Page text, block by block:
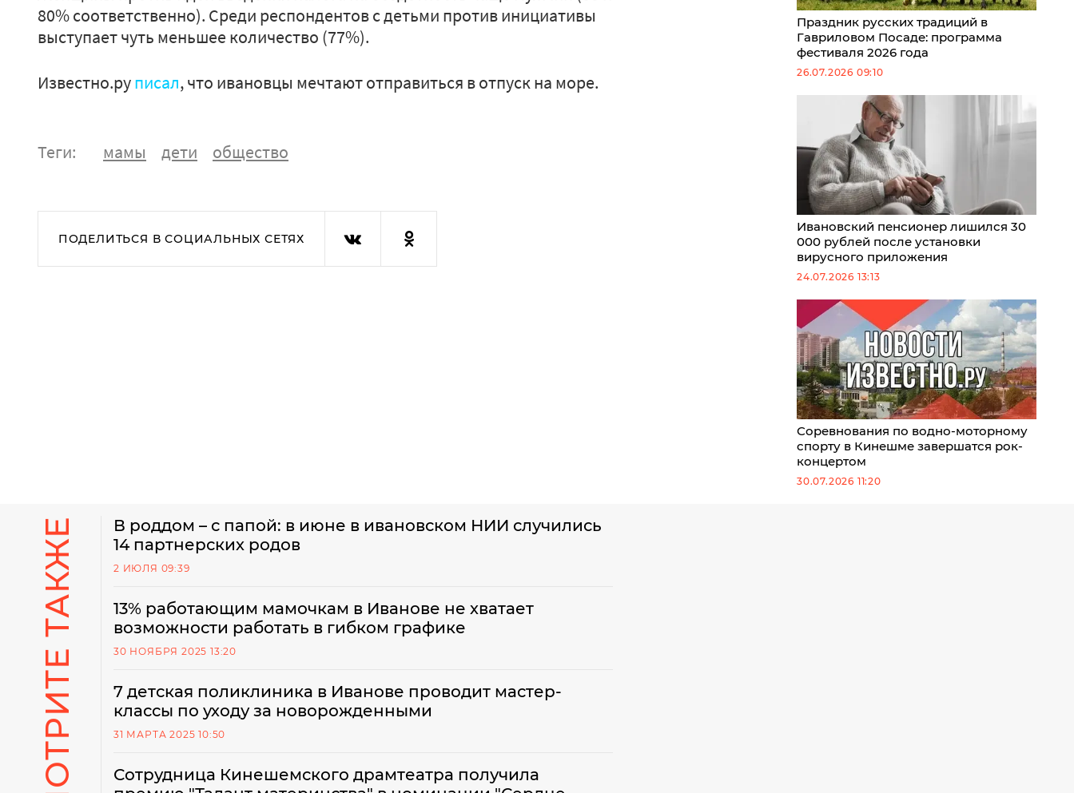
80% соответственно). Среди респондентов с детьми против инициативы
выступает чуть меньшее количество (77%).
Известно.руписал, что ивановцы мечтают отправиться в отпуск на море.
Теги: мамы дети общество
ПОДЕЛИТЬСЯ В СОЦИАЛЬНЫХ СЕТЯХ
Праздник русских традиций в
Гавриловом Посаде: программа
фестиваля 2026 года
26.07.2026 09:10
Ивановский пенсионер лишился 30
000 рублей после установки
вирусного приложения
24.07.2026 13:13
Соревнования по водно-моторному
спорту в Кинешме завершатся рок-
концертом
30.07.2026 11:20
СМОТРИТЕ ТАКЖЕ
В роддом – с папой: в июне в ивановском НИИ случились
14 партнерских родов
2 ИЮЛЯ 09:39
13% работающим мамочкам в Иванове не хватает
возможности работать в гибком графике
30 НОЯБРЯ 2025 13:20
7 детская поликлиника в Иванове проводит мастер-
классы по уходу за новорожденными
31 МАРТА 2025 10:50
Сотрудница Кинешемского драмтеатра получила